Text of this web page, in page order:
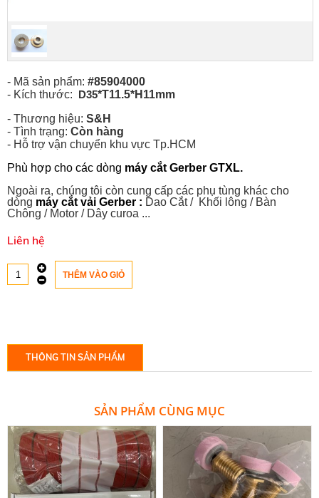
- Mã sản phẩm: #85904000
- Kích thước:
D35*T11.5*H11mm
- Thương hiệu: S&H
- Tình trạng: Còn hàng
- Hỗ trợ vận chuyển khu vực Tp.HCM
Phù hợp cho các dòng máy cắt Gerber GTXL.
Ngoài ra, chúng tôi còn cung cấp các phụ tùng khác cho
dòng máy cắt vải Gerber : Dao Cắt / Khối lông / Bàn
Chông / Motor / Dây curoa ...
Liên hệ
THÔNG TIN SẢN PHẨM
SẢN PHẨM CÙNG MỤC